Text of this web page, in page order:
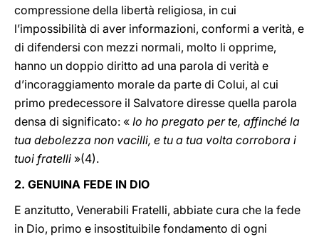
compressione della libertà religiosa, in cui
l’impossibilità di aver informazioni, conformi a verità, e
di difendersi con mezzi normali, molto li opprime,
hanno un doppio diritto ad una parola di verità e
d’incoraggiamento morale da parte di Colui, al cui
primo predecessore il Salvatore diresse quella parola
densa di significato: « Io ho pregato per te, affinché la
tua debolezza non vacilli, e tu a tua volta corrobora i
tuoi fratelli »(4).
2. GENUINA FEDE IN DIO
E anzitutto, Venerabili Fratelli, abbiate cura che la fede
in Dio, primo e insostituibile fondamento di ogni